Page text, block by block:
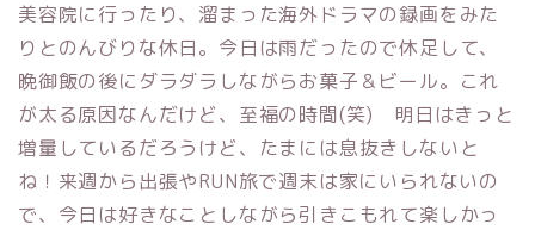
美容院に行ったり、溜まった海外ドラマの録画をみた
りとのんびりな休日。今日は雨だったので休足して、
晩御飯の後にダラダラしながらお菓子＆ビール。これ
が太る原因なんだけど、至福の時間(笑) 明日はきっと
増量しているだろうけど、たまには息抜きしないと
ね！来週から出張やRUN旅で週末は家にいられないの
で、今日は好きなことしながら引きこもれて楽しかっ